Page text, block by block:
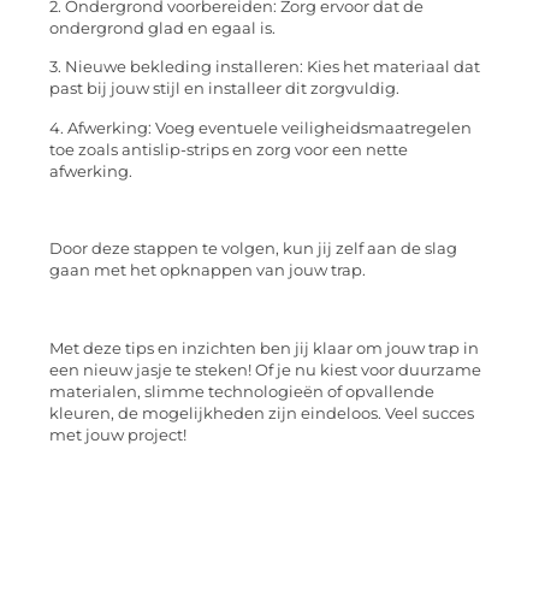
2. Ondergrond voorbereiden: Zorg ervoor dat de
ondergrond glad en egaal is.
3. Nieuwe bekleding installeren: Kies het materiaal dat
past bij jouw stijl en installeer dit zorgvuldig.
4. Afwerking: Voeg eventuele veiligheidsmaatregelen
toe zoals antislip-strips en zorg voor een nette
afwerking.
Door deze stappen te volgen, kun jij zelf aan de slag
gaan met het opknappen van jouw trap.
Met deze tips en inzichten ben jij klaar om jouw trap in
een nieuw jasje te steken! Of je nu kiest voor duurzame
materialen, slimme technologieën of opvallende
kleuren, de mogelijkheden zijn eindeloos. Veel succes
met jouw project!